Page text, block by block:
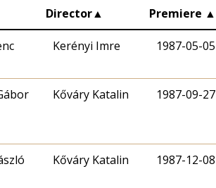
Director▲ Premiere ▲
Kerényi Imre 1987-05-05
Kőváry Katalin 1987-09-27
Kőváry Katalin 1987-12-08